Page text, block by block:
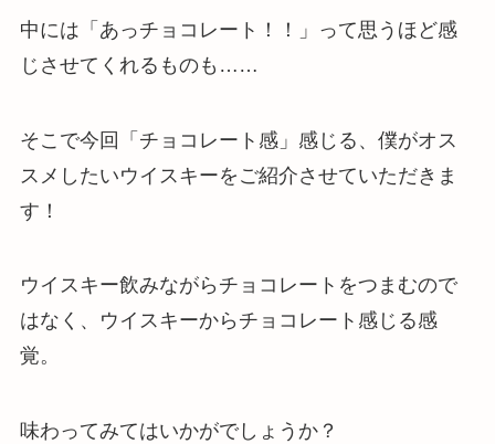
中には「あっチョコレート！！」って思うほど感
じさせてくれるものも……
そこで今回「チョコレート感」感じる、僕がオス
スメしたいウイスキーをご紹介させていただきま
す！
ウイスキー飲みながらチョコレートをつまむので
はなく、ウイスキーからチョコレート感じる感
覚。
味わってみてはいかがでしょうか？